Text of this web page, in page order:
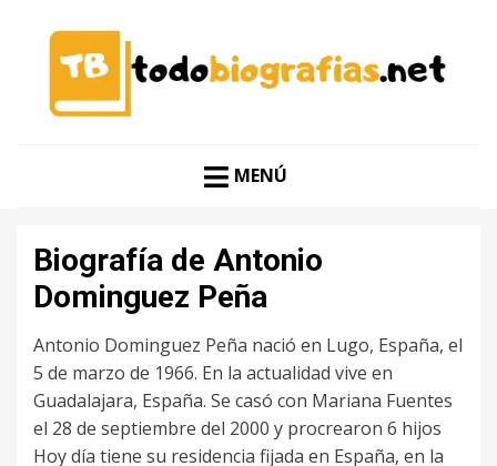
TODO BIOGRAFÍAS
MENÚ
Biografía de Antonio
Dominguez Peña
Antonio Dominguez Peña nació en Lugo, España, el
5 de marzo de 1966. En la actualidad vive en
Guadalajara, España. Se casó con Mariana Fuentes
el 28 de septiembre del 2000 y procrearon 6 hijos
Hoy día tiene su residencia fijada en España, en la